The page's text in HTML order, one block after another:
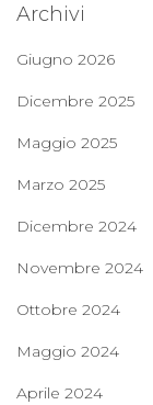
Archivi
Giugno 2026
Dicembre 2025
Maggio 2025
Marzo 2025
Dicembre 2024
Novembre 2024
Ottobre 2024
Maggio 2024
Aprile 2024